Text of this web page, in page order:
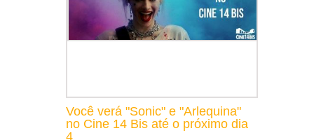
Você verá "Sonic" e "Arlequina"
no Cine 14 Bis até o próximo dia
4